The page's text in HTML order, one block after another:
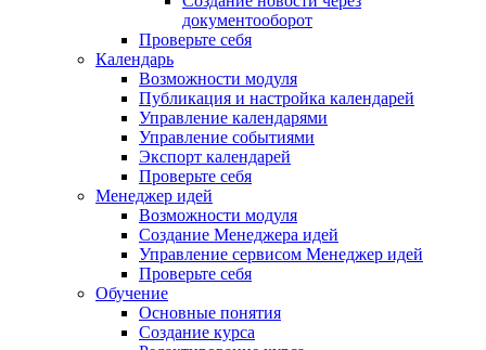
документооборот
Проверьте себя
Календарь
Возможности модуля
Публикация и настройка календарей
Управление календарями
Управление событиями
Экспорт календарей
Проверьте себя
Менеджер идей
Возможности модуля
Создание Менеджера идей
Управление сервисом Менеджер идей
Проверьте себя
Обучение
Основные понятия
Создание курса